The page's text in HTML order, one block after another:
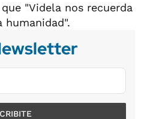
"Videla nos recuerda
humanidad".